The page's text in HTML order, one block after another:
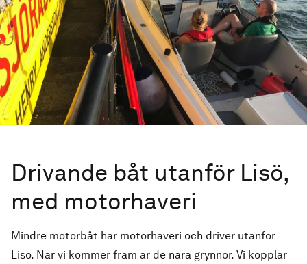
Drivande båt utanför Lisö,
med motorhaveri
Mindre motorbåt har motorhaveri och driver utanför
Lisö. När vi kommer fram är de nära grynnor. Vi kopplar